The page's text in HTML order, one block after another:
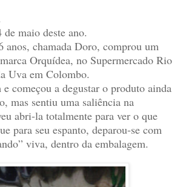
maio deste ano.
anos, chamada Doro, comprou um
Orquídea, no Supermercado Rio
Uva em Colombo.
começou a degustar o produto ainda
mas sentiu uma saliência na
abri-la totalmente para ver o que
para seu espanto, deparou-se com
viva, dentro da embalagem.